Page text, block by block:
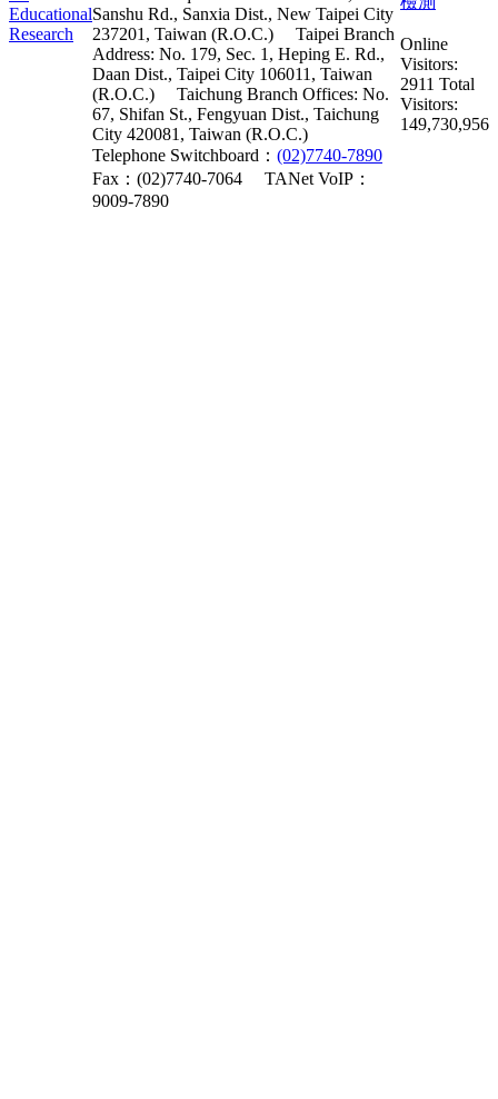
Sanshu Rd., Sanxia Dist., New Taipei City
237201, Taiwan (R.O.C.)
Taipei Branch
Address: No. 179, Sec. 1, Heping E. Rd.,
Daan Dist., Taipei City 106011, Taiwan
(R.O.C.)
Taichung Branch Offices: No.
67, Shifan St., Fengyuan Dist., Taichung
City 420081, Taiwan (R.O.C.)
Telephone Switchboard： (02)7740-7890
Fax：(02)7740-7064
TANet VoIP：
9009-7890
Online
Visitors:
2911 Total
Visitors:
149,730,956